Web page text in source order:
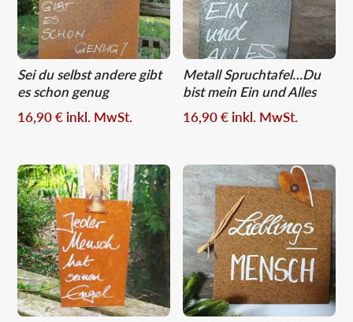
Sei du selbst andere gibt
es schon genug
16,90€ inkl. MwSt.
Metall Spruchtafel…Du
bist mein Ein und Alles
16,90€ inkl. MwSt.